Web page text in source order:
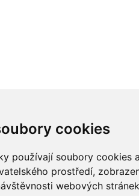
cookies
používají soubory cookies
prostředí,
webových